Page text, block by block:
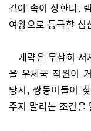
같아 속이 상한다.
여왕으로 등극할 심
계략은 무참히 저
을 우체국 직원이
당시, 쌍둥이들이
주지 말라는 조건을